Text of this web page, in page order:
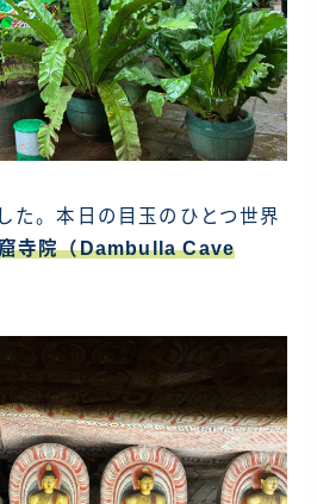
た。本日の目玉のひとつ世界
寺院（Dambulla Cave